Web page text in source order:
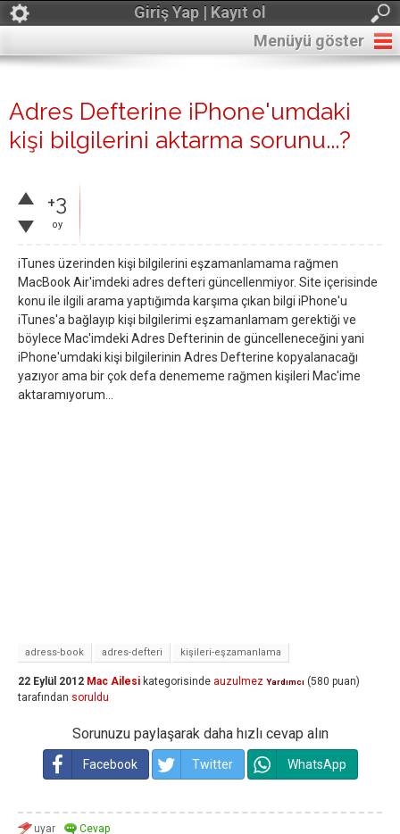
Giriş Yap | Kayıt ol
Menüyü göster
Adres Defterine iPhone'umdaki
kişi bilgilerini aktarma sorunu...?
+3
oy
iTunes üzerinden kişi bilgilerini eşzamanlamama rağmen
MacBook Air'imdeki adres defteri güncellenmiyor. Site içerisinde
konu ile ilgili arama yaptığımda karşıma çıkan bilgi iPhone'u
iTunes'a bağlayıp kişi bilgilerimi eşzamanlamam gerektiği ve
böylece Mac'imdeki Adres Defterinin de güncelleneceğini yani
iPhone'umdaki kişi bilgilerinin Adres Defterine kopyalanacağı
yazıyor ama bir çok defa denememe rağmen kişileri Mac'ime
aktaramıyorum...
adress-book adres-defteri kişileri-eşzamanlama
22 Eylül 2012 Mac Ailesi kategorisinde auzulmez Yardımcı (580 puan)
tarafından soruldu
Sorunuzu paylaşarak daha hızlı cevap alın
Facebook Twitter WhatsApp